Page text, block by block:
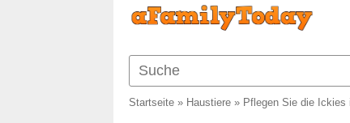
Startseite» Haustiere» Pflegen Sie die Ickies